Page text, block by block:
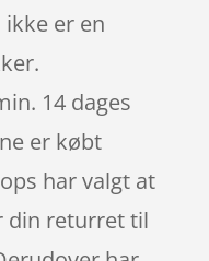
er en
14 dages
er købt
har valgt at
din returret til